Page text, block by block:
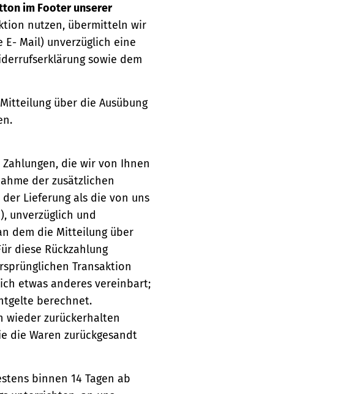
im Footer unserer
nutzen, übermitteln wir
Mail) unverzüglich eine
sowie dem
über die Ausübung
die wir von Ihnen
der zusätzlichen
Lieferung als die von uns
unverzüglich und
dem die Mitteilung über
diese Rückzahlung
Transaktion
etwas anderes vereinbart;
berechnet.
wieder zurückerhalten
die Waren zurückgesandt
binnen 14 Tagen ab